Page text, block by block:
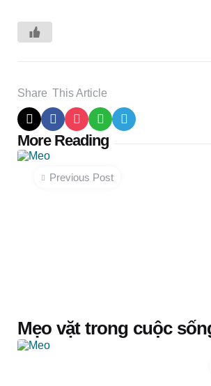
Share This Article
More Reading
Post
navigation
Previous Post
Mẹo vặt trong cuộc